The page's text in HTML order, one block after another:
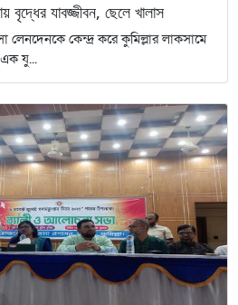
বৃদ্ধের যাবজ্জীবন, ছেলে খালাস
লেনদেনকে কেন্দ্র করে কুমিল্লার লাকসামে
যু...